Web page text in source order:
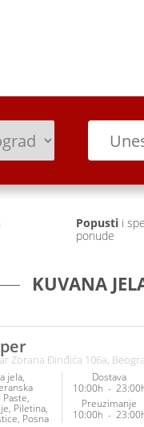
Popustii
ponude
KUVANA
Zorana Đinđića 106a,
jela
Paste
Piletina
Posna
Dostava
10:00h -
Preuzimanje
10:00h -